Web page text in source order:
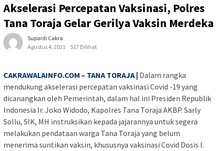
Akselerasi Percepatan Vaksinasi, Polres
Tana Toraja Gelar Gerilya Vaksin Merdeka
Supardi Cakra
Agustus 4, 2021
517 Dilihat
CAKRAWALAINFO.COM – TANA TORAJA | Dalam rangka
mendukung akselerasi percepatan vaksinasi Covid -19 yang
dicanangkan oleh Pemerintah, dalam hal ini Presiden Republik
Indonesia Ir. Joko Widodo, Kapolres Tana Toraja AKBP. Sarly
Sollu, SIK, MH instruksikan kepada jajarannya untuk segera
melakukan pendataan warga Tana Toraja yang belum
menerima suntikan vaksin, khususnya vaksinasi Covid Dosis I.